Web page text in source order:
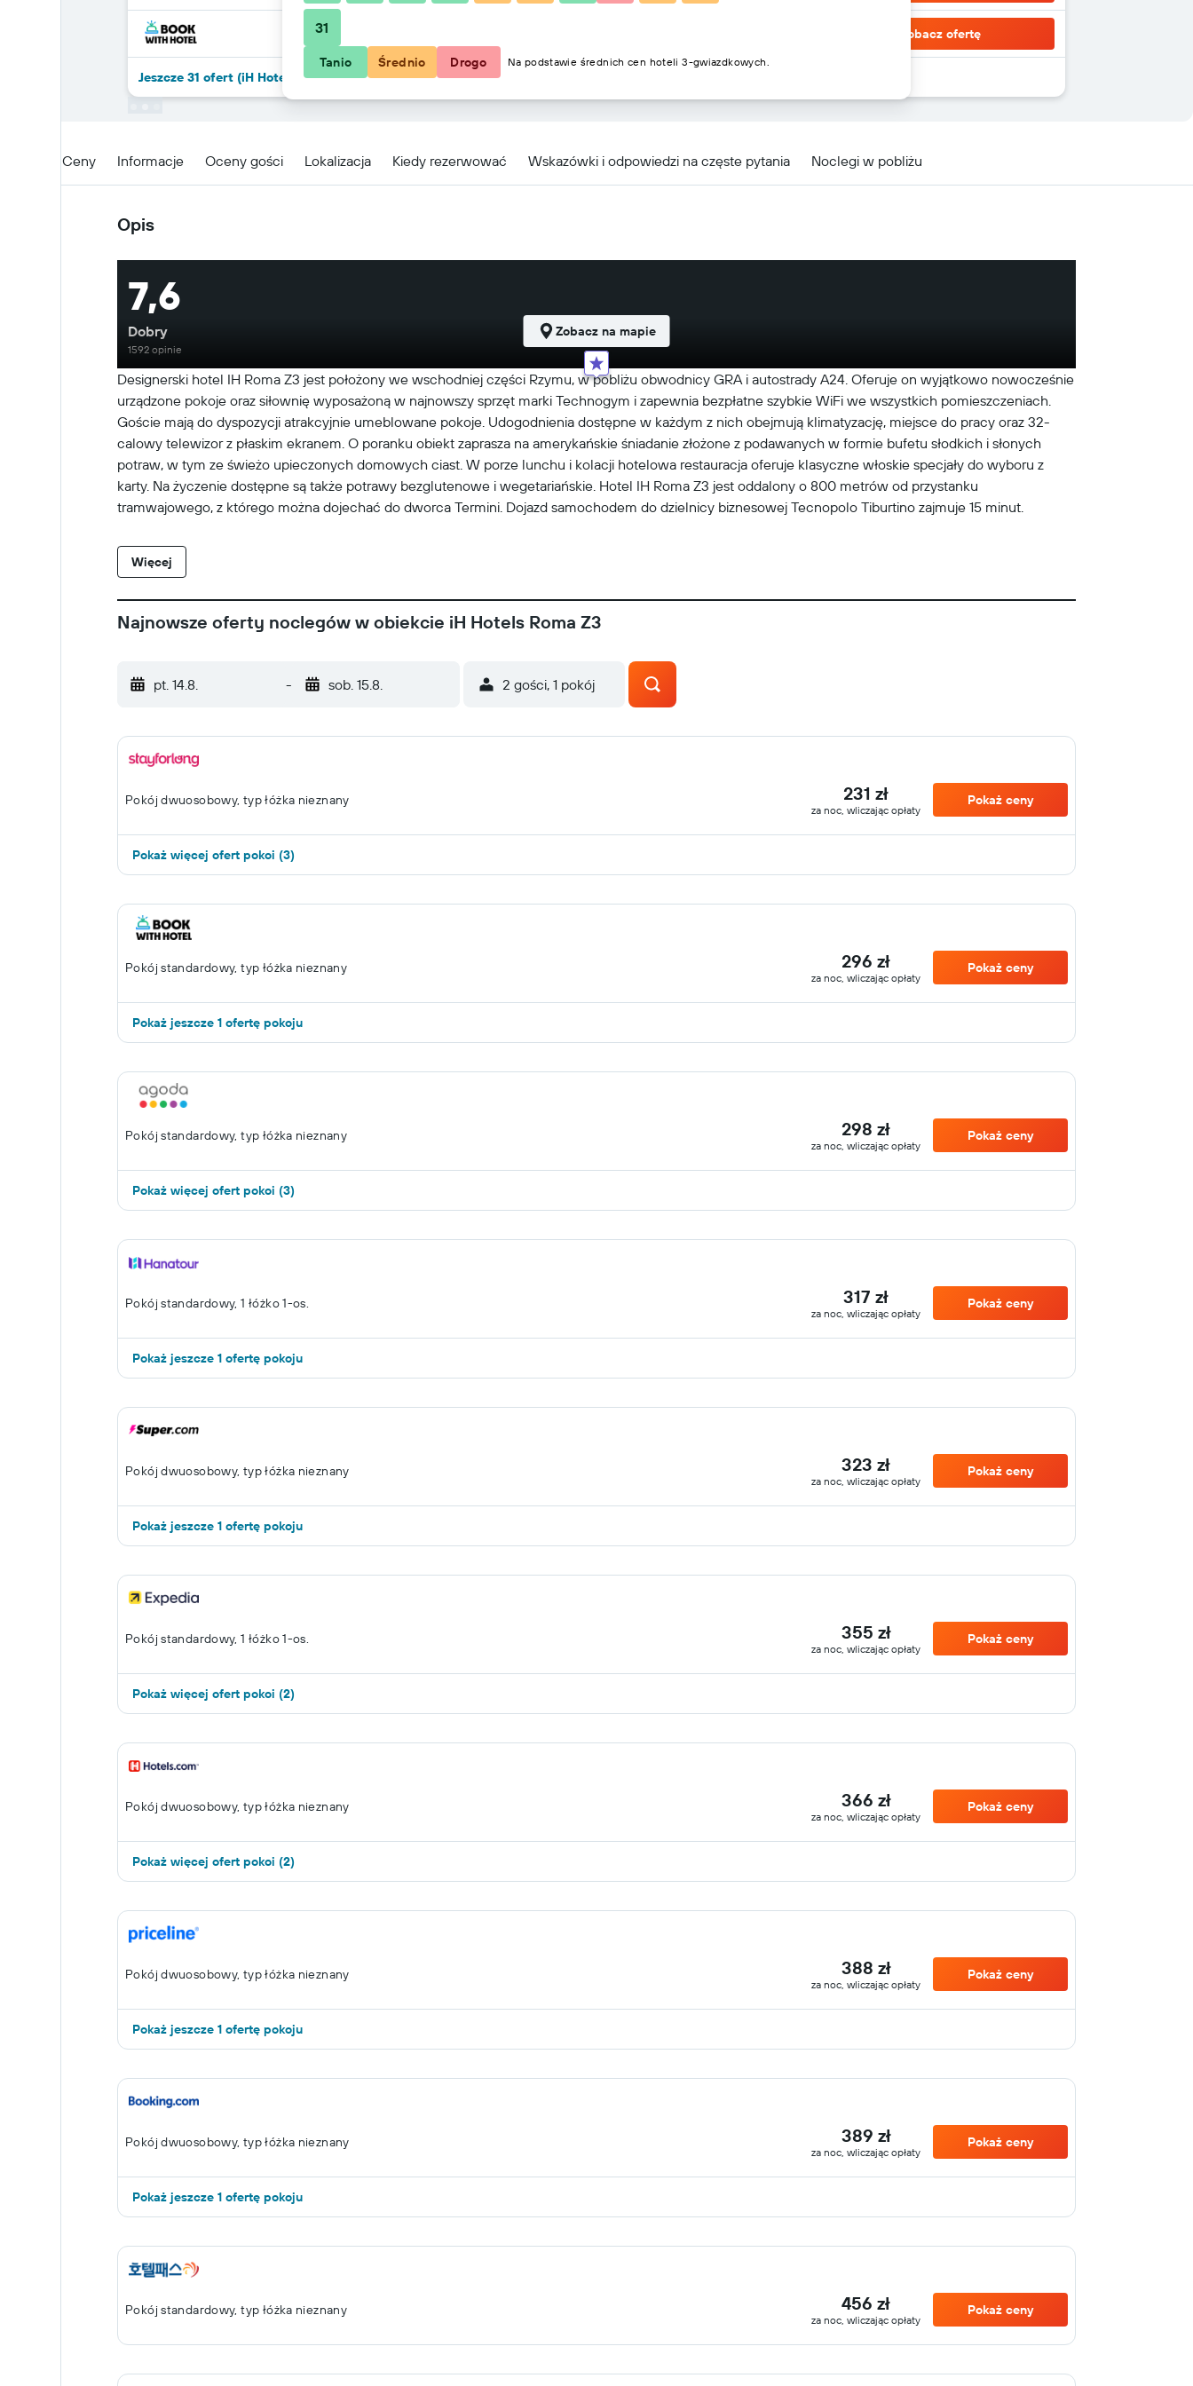
Zobacz ofertę
Jeszcze 31 ofert (iH Hotels Roma Z3)
Ceny Informacje Oceny gości Lokalizacja Kiedy rezerwować Wskazówki i odpowiedzi na częste pytania Noclegi w pobliżu
Opis
Designerski hotel IH Roma Z3 jest położony we wschodniej części Rzymu, w pobliżu obwodnicy GRA i autostrady A24. Oferuje on wyjątkowo nowocześnie
urządzone pokoje oraz siłownię wyposażoną w najnowszy sprzęt marki Technogym i zapewnia bezpłatne szybkie WiFi we wszystkich pomieszczeniach.
Goście mają do dyspozycji atrakcyjnie umeblowane pokoje. Udogodnienia dostępne w każdym z nich obejmują klimatyzację, miejsce do pracy oraz 32-
calowy telewizor z płaskim ekranem. O poranku obiekt zaprasza na amerykańskie śniadanie złożone z podawanych w formie bufetu słodkich i słonych
potraw, w tym ze świeżo upieczonych domowych ciast. W porze lunchu i kolacji hotelowa restauracja oferuje klasyczne włoskie specjały do wyboru z
karty. Na życzenie dostępne są także potrawy bezglutenowe i wegetariańskie. Hotel IH Roma Z3 jest oddalony o 800 metrów od przystanku
tramwajowego, z którego można dojechać do dworca Termini. Dojazd samochodem do dzielnicy biznesowej Tecnopolo Tiburtino zajmuje 15 minut.
Więcej
7,6
Dobry
1592 opinie
Zobacz na mapie
Najnowsze oferty noclegów w obiekcie iH Hotels Roma Z3
pt. 14.8. - sob. 15.8. 2 gości, 1 pokój
Pokój dwuosobowy, typ łóżka nieznany 231 zł
za noc, wliczając opłaty
Pokaż ceny
Pokaż więcej ofert pokoi (3)
Pokój standardowy, typ łóżka nieznany 296 zł
za noc, wliczając opłaty
Pokaż ceny
Pokaż jeszcze 1 ofertę pokoju
Pokój standardowy, typ łóżka nieznany 298 zł
za noc, wliczając opłaty
Pokaż ceny
Pokaż więcej ofert pokoi (3)
Pokój standardowy, 1 łóżko 1-os. 317 zł
za noc, wliczając opłaty
Pokaż ceny
Pokaż jeszcze 1 ofertę pokoju
Pokój dwuosobowy, typ łóżka nieznany 323 zł
za noc, wliczając opłaty
Pokaż ceny
Pokaż jeszcze 1 ofertę pokoju
Pokój standardowy, 1 łóżko 1-os. 355 zł
za noc, wliczając opłaty
Pokaż ceny
Pokaż więcej ofert pokoi (2)
Pokój dwuosobowy, typ łóżka nieznany 366 zł
za noc, wliczając opłaty
Pokaż ceny
Pokaż więcej ofert pokoi (2)
Pokój dwuosobowy, typ łóżka nieznany 388 zł
za noc, wliczając opłaty
Pokaż ceny
Pokaż jeszcze 1 ofertę pokoju
Pokój dwuosobowy, typ łóżka nieznany 389 zł
za noc, wliczając opłaty
Pokaż ceny
Pokaż jeszcze 1 ofertę pokoju
Pokój standardowy, typ łóżka nieznany 456 zł
za noc, wliczając opłaty
Pokaż ceny
31
Tanio Średnio Drogo Na podstawie średnich cen hoteli 3-gwiazdkowych.